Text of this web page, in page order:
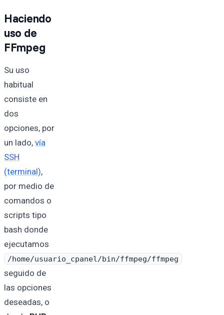
Haciendo
uso de
FFmpeg
Su uso
habitual
consiste en
dos
opciones, por
un lado, vía
SSH
(terminal),
por medio de
comandos o
scripts tipo
bash donde
ejecutamos
/home/usuario_cpanel/bin/ffmpeg/ffmpeg
seguido de
las opciones
deseadas, o